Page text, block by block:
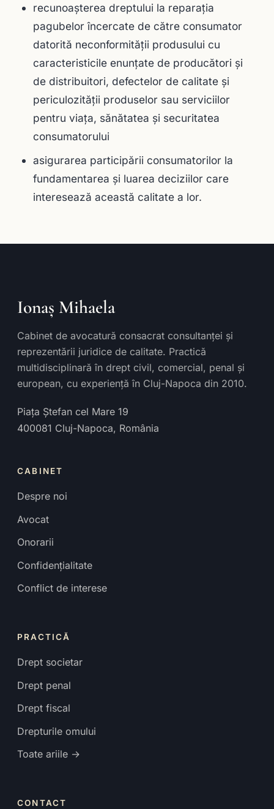
recunoaşterea dreptului la reparaţia
pagubelor încercate de către consumator
datorită neconformităţii produsului cu
caracteristicile enunţate de producători şi
de distribuitori, defectelor de calitate şi
periculozităţii produselor sau serviciilor
pentru viaţa, sănătatea şi securitatea
consumatorului
asigurarea participării consumatorilor la
fundamentarea şi luarea deciziilor care
interesează această calitate a lor.
Ionaș Mihaela
Cabinet de avocatură consacrat consultanței și
reprezentării juridice de calitate. Practică
multidisciplinară în drept civil, comercial, penal și
european, cu experiență în Cluj-Napoca din 2010.
Piața Ștefan cel Mare 19
400081 Cluj-Napoca, România
CABINET
Despre noi
Avocat
Onorarii
Confidențialitate
Conflict de interese
PRACTICĂ
Drept societar
Drept penal
Drept fiscal
Drepturile omului
Toate ariile →
CONTACT